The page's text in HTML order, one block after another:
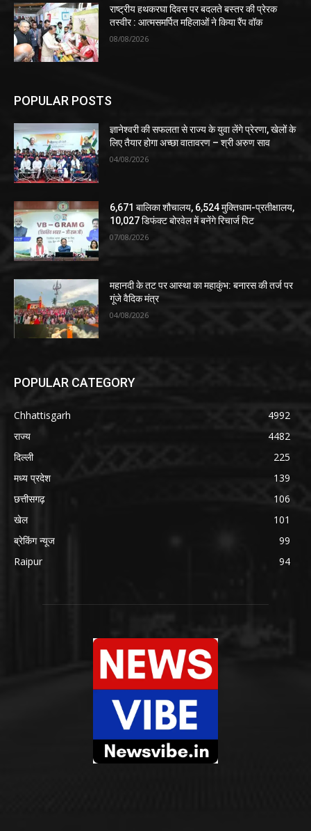
राष्ट्रीय हथकरघा दिवस पर बदलते बस्तर की प्रेरक
तस्वीर : आत्मसमर्पित महिलाओं ने किया रैंप वॉक
08/08/2026
POPULAR POSTS
ज्ञानेश्वरी की सफलता से राज्य के युवा लेंगे प्रेरणा, खेलों के
लिए तैयार होगा अच्छा वातावरण – श्री अरुण साव
04/08/2026
6,671 बालिका शौचालय, 6,524 मुक्तिधाम-प्रतीक्षालय,
10,027 डिफंक्ट बोरवेल में बनेंगे रिचार्ज पिट
07/08/2026
​महानदी के तट पर आस्था का महाकुंभ: बनारस की तर्ज पर
गूंजे वैदिक मंत्र
04/08/2026
POPULAR CATEGORY
Chhattisgarh
4992
राज्य
4482
दिल्ली
225
मध्य प्रदेश
139
छत्तीसगढ़
106
खेल
101
ब्रेकिंग न्यूज
99
Raipur
94